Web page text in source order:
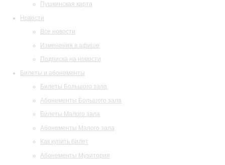
Пушкинская карта
Новости
Все новости
Изменения в афише
Подписка на новости
Билеты и абонементы
Билеты Большого зала
Абонементы Большого зала
Билеты Малого зала
Абонементы Малого зала
Как купить билет
Абонементы Музитория